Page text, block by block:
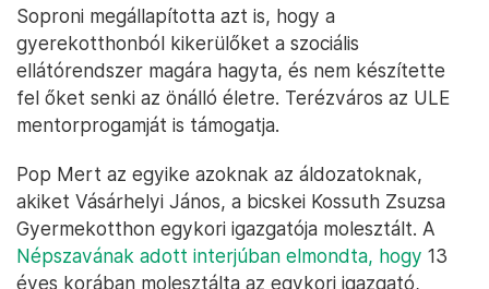
Soproni megállapította azt is, hogy a
gyerekotthonból kikerülőket a szociális
ellátórendszer magára hagyta, és nem készítette
fel őket senki az önálló életre. Terézváros az ULE
mentorprogamját is támogatja.
Pop Mert az egyike azoknak az áldozatoknak,
akiket Vásárhelyi János, a bicskei Kossuth Zsuzsa
Gyermekotthon egykori igazgatója molesztált. A
Népszavának adott interjúban elmondta, hogy 13
éves korában molesztálta az egykori igazgató,